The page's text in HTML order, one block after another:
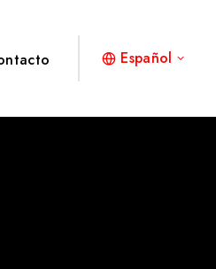
Español